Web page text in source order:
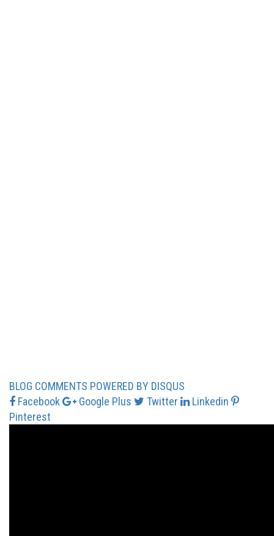
BLOG COMMENTS POWERED BY DISQUS
Facebook
Google Plus Twitter
Linkedin
Pinterest